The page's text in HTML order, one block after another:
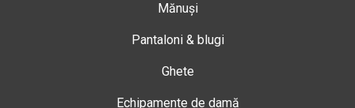
Mănuși
Pantaloni & blugi
Ghete
Echipamente de damă